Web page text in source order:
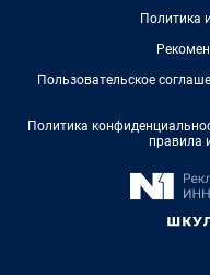
Политика
Пользовательское
Политика
правила